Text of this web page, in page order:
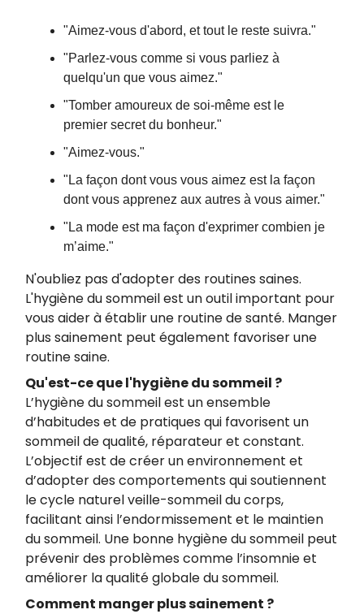
"Aimez-vous d'abord, et tout le reste suivra."
"Parlez-vous comme si vous parliez à
quelqu'un que vous aimez."
"Tomber amoureux de soi-même est le
premier secret du bonheur."
"Aimez-vous."
"La façon dont vous vous aimez est la façon
dont vous apprenez aux autres à vous aimer."
"La mode est ma façon d'exprimer combien je
m’aime."
N'oubliez pas d'adopter des routines saines.
L'hygiène du sommeil est un outil important pour
vous aider à établir une routine de santé. Manger
plus sainement peut également favoriser une
routine saine.
Qu'est-ce que l'hygiène du sommeil ?
L’hygiène du sommeil est un ensemble
d’habitudes et de pratiques qui favorisent un
sommeil de qualité, réparateur et constant.
L’objectif est de créer un environnement et
d’adopter des comportements qui soutiennent
le cycle naturel veille-sommeil du corps,
facilitant ainsi l’endormissement et le maintien
du sommeil. Une bonne hygiène du sommeil peut
prévenir des problèmes comme l’insomnie et
améliorer la qualité globale du sommeil.
Comment manger plus sainement ?